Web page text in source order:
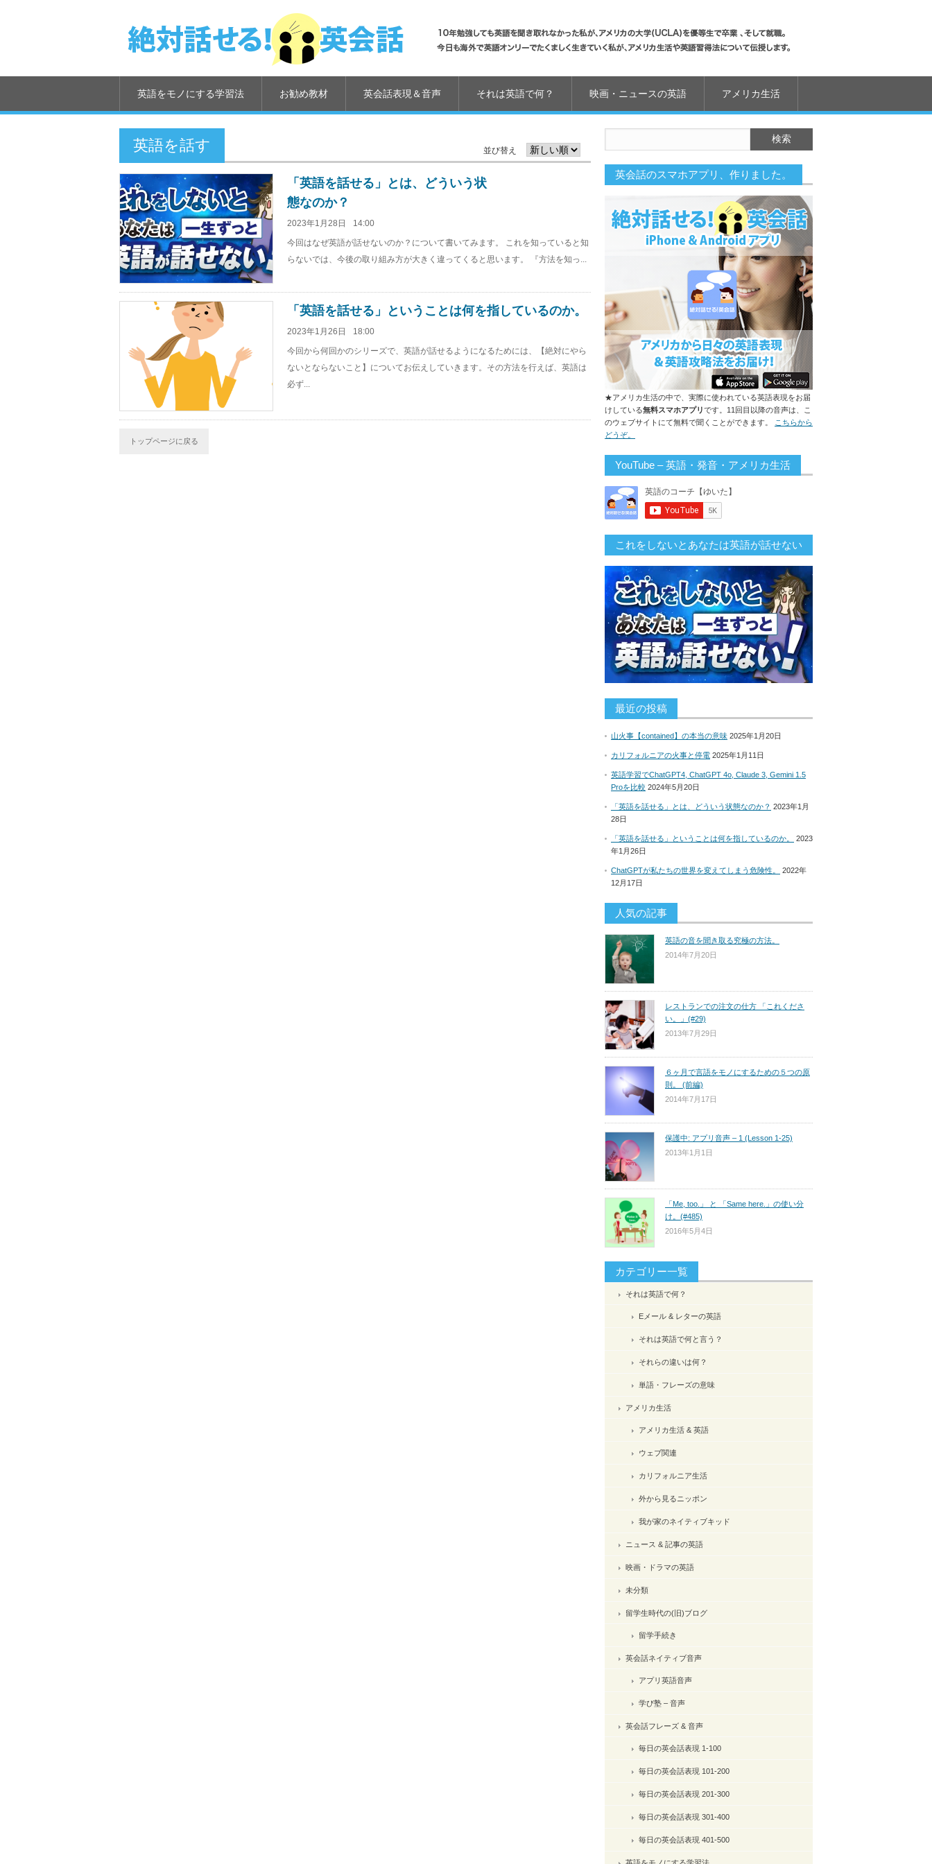
英語をモノにする学習法 お勧め教材 英会話表現＆音声 それは英語で何？ 映画・ニュースの英語 アメリカ生活
英語を話す 並び替え
「英語を話せる」とは、どういう状
態なのか？
2023年1月28日
14:00
今回はなぜ英語が話せないのか？について書いてみます。 これを知っていると知
らないでは、今後の取り組み方が大きく違ってくると思います。 『方法を知っ...
「英語を話せる」ということは何を指しているのか。
2023年1月26日
18:00
今回から何回かのシリーズで、英語が話せるようになるためには、【絶対にやら
ないとならないこと】についてお伝えしていきます。その方法を行えば、英語は
必ず...
トップページに戻る
英会話のスマホアプリ、作りました。
★アメリカ生活の中で、実際に使われている英語表現をお届
けしている無料スマホアプリです。11回目以降の音声は、こ
のウェブサイトにて無料で聞くことができます。
こちらから
どうぞ。
YouTube – 英語・発音・アメリカ生活
これをしないとあなたは英語が話せない
最近の投稿
山火事【contained】の本当の意味 2025年1月20日
カリフォルニアの火事と停電 2025年1月11日
英語学習でChatGPT4, ChatGPT 4o, Claude 3, Gemini 1.5
Proを比較 2024年5月20日
「英語を話せる」とは、どういう状態なのか？ 2023年1月
28日
「英語を話せる」ということは何を指しているのか。
2023
年1月26日
ChatGPTが私たちの世界を変えてしまう危険性。
2022年
12月17日
人気の記事
英語の音を聞き取る究極の方法。
2014年7月20日
レストランでの注文の仕方 「これくださ
い。」(#29)
2013年7月29日
６ヶ月で言語をモノにするための５つの原
則。 (前編)
2014年7月17日
保護中: アプリ音声 – 1 (Lesson 1-25)
2013年1月1日
「Me, too.」 と 「Same here.」の使い分
け。(#485)
2016年5月4日
カテゴリー一覧
それは英語で何？
Eメール & レターの英語
それは英語で何と言う？
それらの違いは何？
単語・フレーズの意味
アメリカ生活
アメリカ生活 & 英語
ウェブ関連
カリフォルニア生活
外から見るニッポン
我が家のネイティブキッド
ニュース & 記事の英語
映画・ドラマの英語
未分類
留学生時代の(旧)ブログ
留学手続き
英会話ネイティブ音声
アプリ英語音声
学び塾 – 音声
英会話フレーズ & 音声
毎日の英会話表現 1-100
毎日の英会話表現 101-200
毎日の英会話表現 201-300
毎日の英会話表現 301-400
毎日の英会話表現 401-500